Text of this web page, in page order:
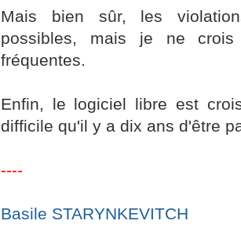
Mais bien sûr, les
possibles, mais je ne
fréquentes.
Enfin, le logiciel libre est
difficile qu'il y a dix ans d'être
----
Basile STARYNKEVITCH